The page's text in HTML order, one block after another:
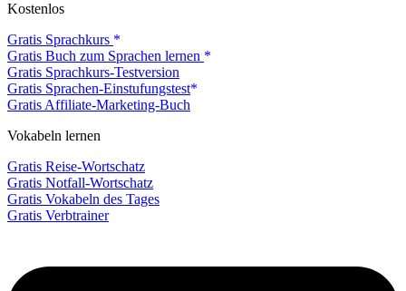
Kostenlos
Gratis Sprachkurs
Gratis Buch zum Sprachen lernen
Gratis Sprachkurs-Testversion
Gratis Sprachen-Einstufungstest
Gratis Affiliate-Marketing-Buch
Vokabeln lernen
Gratis Reise-Wortschatz
Gratis Notfall-Wortschatz
Gratis Vokabeln des Tages
Gratis Verbtrainer